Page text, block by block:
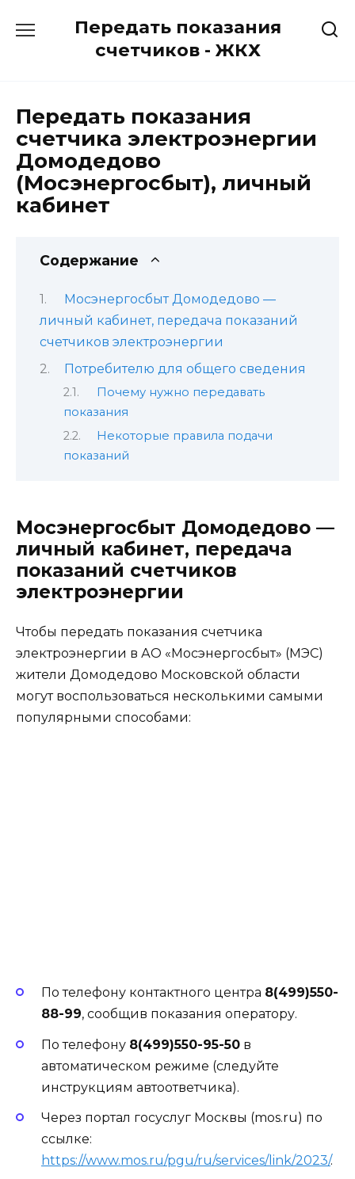
Передать показания
счетчиков - ЖКХ
Передать показания
счетчика электроэнергии
Домодедово
(Мосэнергосбыт), личный
кабинет
Содержание
Мосэнергосбыт Домодедово —
личный кабинет, передача показаний
счетчиков электроэнергии
Потребителю для общего сведения
Почему нужно передавать
показания
Некоторые правила подачи
показаний
Мосэнергосбыт Домодедово —
личный кабинет, передача
показаний счетчиков
электроэнергии
Чтобы передать показания счетчика
электроэнергии в АО «Мосэнергосбыт» (МЭС)
жители Домодедово Московской области
могут воспользоваться несколькими самыми
популярными способами:
По телефону контактного центра 8(499)550-
88-99, сообщив показания оператору.
По телефону 8(499)550-95-50 в
автоматическом режиме (следуйте
инструкциям автоответчика).
Через портал госуслуг Москвы (mos.ru) по
ссылке:
https://www.mos.ru/pgu/ru/services/link/2023/.